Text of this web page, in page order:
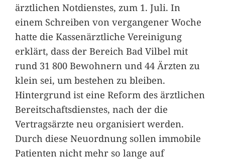
ärztlichen Notdienstes, zum 1. Juli. In
einem Schreiben von vergangener Woche
hatte die Kassenärztliche Vereinigung
erklärt, dass der Bereich Bad Vilbel mit
rund 31 800 Bewohnern und 44 Ärzten zu
klein sei, um bestehen zu bleiben.
Hintergrund ist eine Reform des ärztlichen
Bereitschaftsdienstes, nach der die
Vertragsärzte neu organisiert werden.
Durch diese Neuordnung sollen immobile
Patienten nicht mehr so lange auf